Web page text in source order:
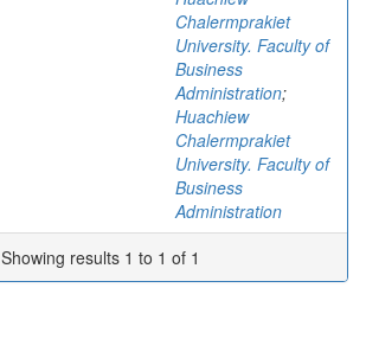
Chalermprakiet
University. Faculty of
Business
Administration;
Huachiew
Chalermprakiet
University. Faculty of
Business
Administration
Showing results 1 to 1 of 1